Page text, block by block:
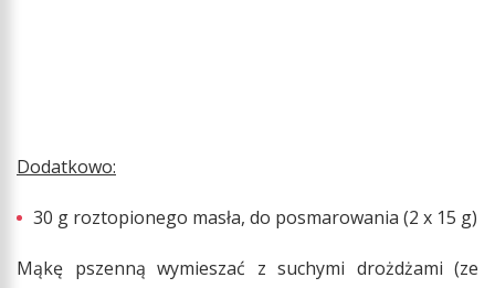
Dodatkowo:
30 g roztopionego masła, do posmarowania (2 x 15 g)
Mąkę pszenną wymieszać z suchymi drożdżami (ze